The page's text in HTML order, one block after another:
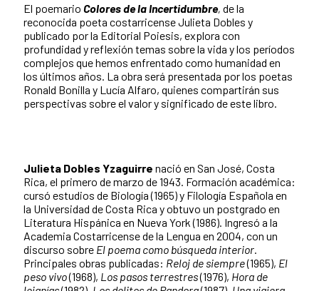
El poemario Colores de la Incertidumbre, de la
reconocida poeta costarricense Julieta Dobles y
publicado por la Editorial Poiesis, explora con
profundidad y reflexión temas sobre la vida y los períodos
complejos que hemos enfrentado como humanidad en
los últimos años. La obra será presentada por los poetas
Ronald Bonilla y Lucía Alfaro, quienes compartirán sus
perspectivas sobre el valor y significado de este libro.
Julieta Dobles Yzaguirre nació en San José, Costa
Rica, el primero de marzo de 1943. Formación académica:
cursó estudios de Biología (1965) y Filología Española en
la Universidad de Costa Rica y obtuvo un postgrado en
Literatura Hispánica en Nueva York (1986). Ingresó a la
Academia Costarricense de la Lengua en 2004, con un
discurso sobre El poema como búsqueda interior
Principales obras publicadas: Reloj de siempre(1965), El
peso vivo(1968), Los pasos terrestres(1976), Hora de